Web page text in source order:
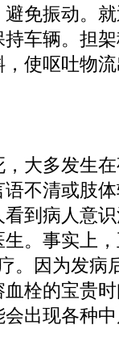
免振动。
车辆。担
使呕吐物
大多发生
不清或肢
到病人意
。事实上
。因为发病
栓的宝贵
出现各种